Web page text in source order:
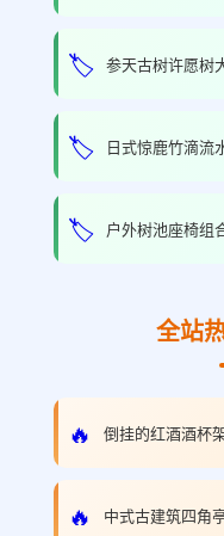
🏷️ 参天古树许愿树
🏷️ 日式惊鹿竹滴流
🏷️ 户外树池座椅组
全站
🔥 倒挂的红酒酒杯
🔥 中式古建筑四角